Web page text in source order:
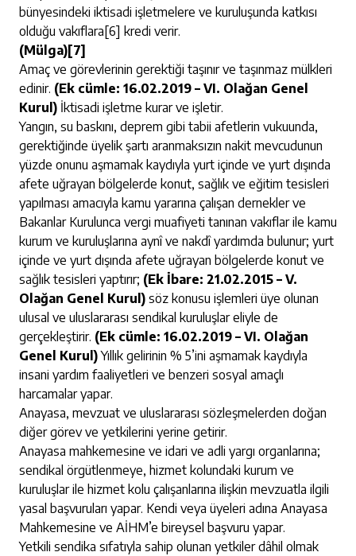
bünyesindeki iktisadi işletmelere ve kuruluşunda katkısı
olduğu vakıflara [6] kredi verir.
(Mülga)[7]
Amaç ve görevlerinin gerektiği taşınır ve taşınmaz mülkleri
edinir. (Ek cümle: 16.02.2019 – VI. Olağan Genel
Kurul) İktisadi işletme kurar ve işletir.
Yangın, su baskını, deprem gibi tabii afetlerin vukuunda,
gerektiğinde üyelik şartı aranmaksızın nakit mevcudunun
yüzde onunu aşmamak kaydıyla yurt içinde ve yurt dışında
afete uğrayan bölgelerde konut, sağlık ve eğitim tesisleri
yapılması amacıyla kamu yararına çalışan dernekler ve
Bakanlar Kurulunca vergi muafiyeti tanınan vakıflar ile kamu
kurum ve kuruluşlarına aynî ve nakdî yardımda bulunur; yurt
içinde ve yurt dışında afete uğrayan bölgelerde konut ve
sağlık tesisleri yaptırır; (Ek İbare: 21.02.2015 – V.
Olağan Genel Kurul) söz konusu işlemleri üye olunan
ulusal ve uluslararası sendikal kuruluşlar eliyle de
gerçekleştirir. (Ek cümle: 16.02.2019 – VI. Olağan
Genel Kurul)Yıllık gelirinin % 5’ini aşmamak kaydıyla
insani yardım faaliyetleri ve benzeri sosyal amaçlı
harcamalar yapar.
Anayasa, mevzuat ve uluslararası sözleşmelerden doğan
diğer görev ve yetkilerini yerine getirir.
Anayasa mahkemesine ve idari ve adli yargı organlarına;
sendikal örgütlenmeye, hizmet kolundaki kurum ve
kuruluşlar ile hizmet kolu çalışanlarına ilişkin mevzuatla ilgili
yasal başvuruları yapar. Kendi veya üyeleri adına Anayasa
Mahkemesine ve AİHM’e bireysel başvuru yapar.
Yetkili sendika sıfatıyla sahip olunan yetkiler dâhil olmak